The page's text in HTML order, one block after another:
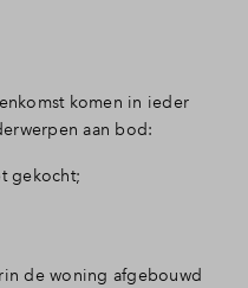
komen in ieder
aan bod:
gekocht;
de woning afgebouwd